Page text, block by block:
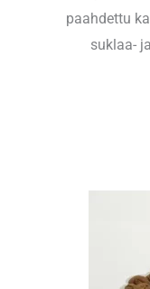
paahdettu
suklaa-